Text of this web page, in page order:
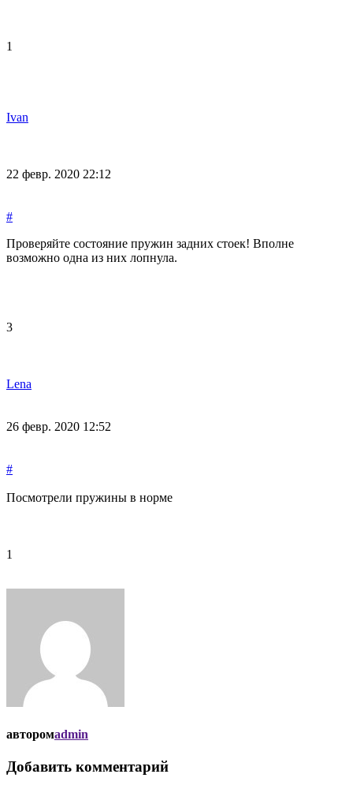
1
Ivan
22 февр. 2020 22:12
#
Проверяйте состояние пружин задних стоек! Вполне
возможно одна из них лопнула.
3
Lena
26 февр. 2020 12:52
#
Посмотрели пружины в норме
1
авторомadmin
Добавить комментарий